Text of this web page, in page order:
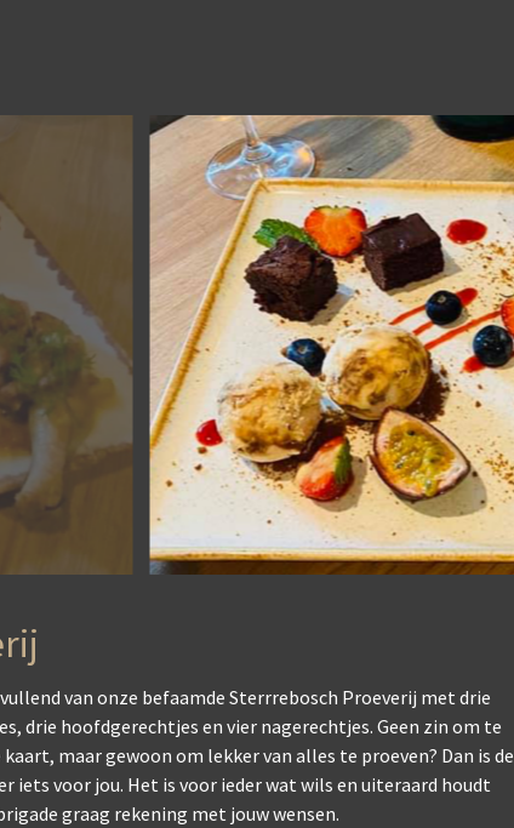
van onze befaamde Sterrrebosch Proeverij met drie
drie hoofdgerechtjes en vier nagerechtjes. Geen zin om te
kaart, maar gewoon om lekker van alles te proeven? Dan is de
iets voor jou. Het is voor ieder wat wils en uiteraard houdt
graag rekening met jouw wensen.